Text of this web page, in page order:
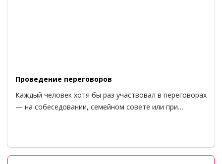
Проведение переговоров
Каждый человек хотя бы раз участвовал в переговорах
— на собеседовании, семейном совете или при…